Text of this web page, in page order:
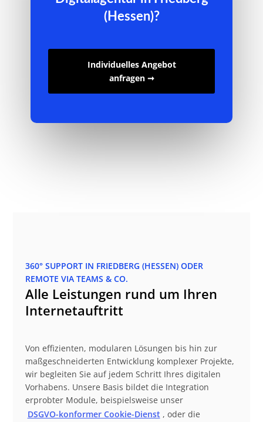
(Hessen)?
Individuelles Angebot
anfragen ➞
360° SUPPORT IN FRIEDBERG (HESSEN) ODER
REMOTE VIA TEAMS & CO.
Alle Leistungen rund um Ihren
Internetauftritt
Von effizienten, modularen Lösungen bis hin zur
maßgeschneiderten Entwicklung komplexer Projekte,
wir begleiten Sie auf jedem Schritt Ihres digitalen
Vorhabens. Unsere Basis bildet die Integration
erprobter Module, beispielsweise unser
DSGVO-konformer Cookie-Dienst , oder die